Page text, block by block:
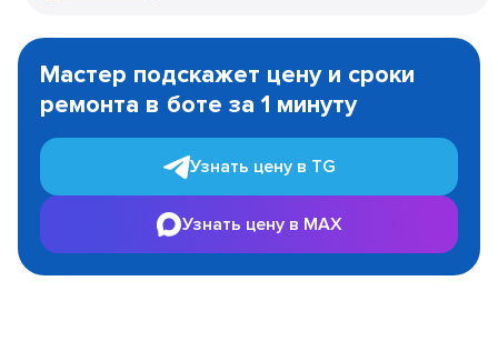
1
Мастер подскажет цену и сроки
ремонта в боте за 1 минуту
Узнать цену в TG
Узнать цену в MAX